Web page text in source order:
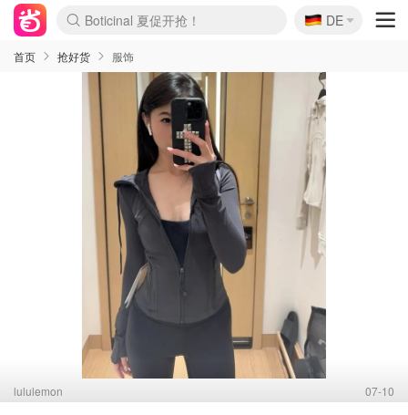
Boticinal 夏促开抢！
4折！lulu周四疯狂上新
还没结束！&OtherStories大促
Joybuy变相75折 随时失效
速领！Stanley独家85折
疑似霸哥！Camper额外叠85折
Zalando 奥莱闪促！每日更新
Moncler反季囤！5折起+叠9折
Coach Brooklyn仅€192
🇩🇪
DE
首页 抢好货 服饰
lululemon 07-10